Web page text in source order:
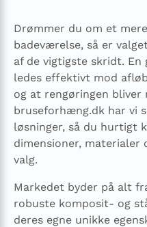
Drømmer du om et
badeværelse, så er
af de vigtigste skridt.
ledes effektivt mod
og at rengøringen bliver
bruseforhæng.dk har vi
løsninger, så du hurtigt
dimensioner,
valg.
Markedet byder på alt
robuste komposit- og
deres egne unikke